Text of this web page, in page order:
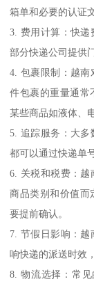
箱单和必要的认证
3. 费用计算：快递
部分快递公司提供
4. 包裹限制：越
件包裹的重量通常
某些商品如液体、
5. 追踪服务：大多
都可以通过快递单
6. 关税和税费：
商品类别和价值而
要提前确认。
7. 节假日影响：
响快递的派送时效
8. 物流选择：常见